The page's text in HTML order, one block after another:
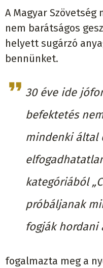
A Magyar
nem barátságos
helyett sugárzó
bennünket.
30 éve ide
befektetés
mindenki által
kategóriából
próbáljanak
fogják
fogalmazta meg a